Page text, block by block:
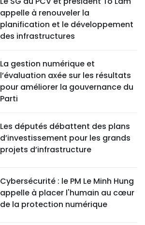
appelle à renouveler la
planification et le développement
des infrastructures
La gestion numérique et
l’évaluation axée sur les résultats
pour améliorer la gouvernance du
Parti
Les députés débattent des plans
d’investissement pour les grands
projets d’infrastructure
Cybersécurité : le PM Le Minh Hung
appelle à placer l'humain au cœur
de la protection numérique